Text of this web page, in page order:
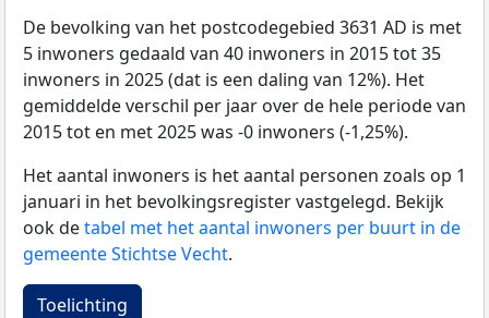
De bevolking van het postcodegebied 3631 AD is met
5 inwoners gedaald van 40 inwoners in 2015 tot 35
inwoners in 2025 (dat is een daling van 12%). Het
gemiddelde verschil per jaar over de hele periode van
2015 tot en met 2025 was -0 inwoners (-1,25%).
Het aantal inwoners is het aantal personen zoals op 1
januari in het bevolkingsregister vastgelegd. Bekijk
ook detabel met het aantal inwoners per buurt in de
gemeente Stichtse Vecht.
Toelichting